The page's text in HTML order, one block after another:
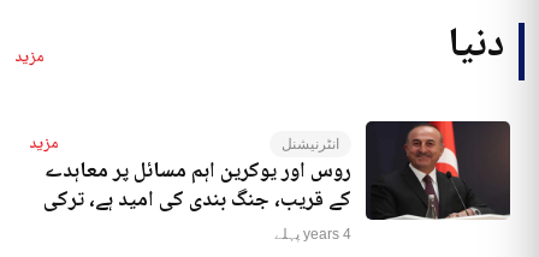
دنیا مزید
انٹرنیشنل مزید
روس اور یوکرین اہم مسائل پر معاہدے
کے قریب، جنگ بندی کی امید ہے، ترکی
4 years پہلے